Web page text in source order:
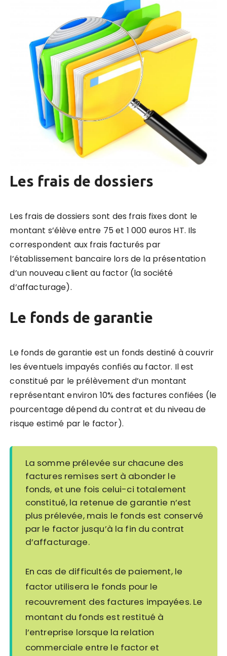
Les frais de dossiers
Les frais de dossiers sont des frais fixes dont le
montant s’élève entre 75 et 1 000 euros HT. Ils
correspondent aux frais facturés par
l’établissement bancaire lors de la présentation
d’un nouveau client au factor(la société
d’affacturage).
Le fonds de garantie
Le fonds de garantie estun fonds destiné à couvrir
les éventuels impayés confiés au factor. Il est
constitué par le prélèvement d’un montant
représentant environ 10% des factures confiées (le
pourcentage dépend du contrat et du niveau de
risque estimé par le factor).
La somme prélevée sur chacune des
factures remises sert à abonder le
fonds, et une fois celui-ci totalement
constitué, la retenue de garantie n’est
plus prélevée, mais le fonds est conservé
par le factor jusqu’à la fin du contrat
d’affacturage.
En cas de difficultés de paiement, le
factor utilisera le fonds pour le
recouvrement des factures impayées. Le
montant du fonds est restitué à
l’entreprise lorsque la relation
commerciale entre le factor et